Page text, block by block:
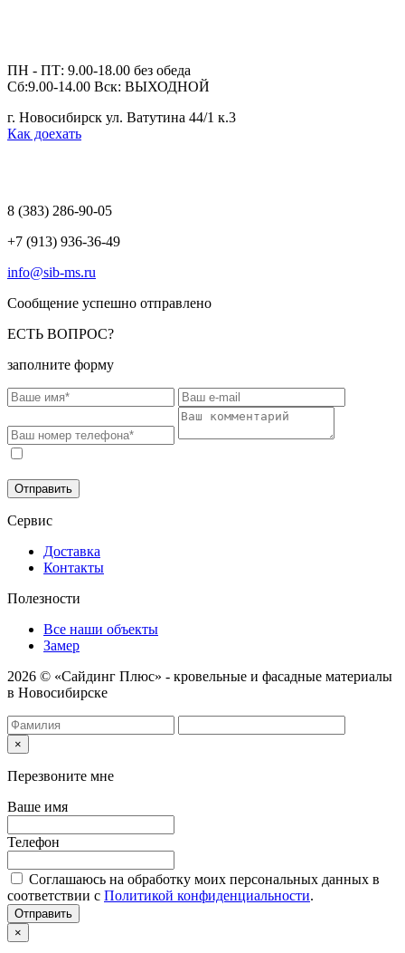
ПН - ПТ: 9.00-18.00 без обеда
Сб:9.00-14.00 Вск: ВЫХОДНОЙ
г. Новосибирск ул. Ватутина 44/1 к.3
Как доехать
8 (383) 286-90-05
+7 (913) 936-36-49
info@sib-ms.ru
Сообщение успешно отправлено
ЕСТЬ ВОПРОС?
заполните форму
Отправить
Сервис
Доставка
Контакты
Полезности
Все наши объекты
Замер
2026 © «Сайдинг Плюс» - кровельные и фасадные материалы
в Новосибирске
×
Перезвоните мне
Ваше имя
Телефон
Соглашаюсь на обработку моих персональных данных в
соответствии с Политикой конфиденциальности.
Отправить
×